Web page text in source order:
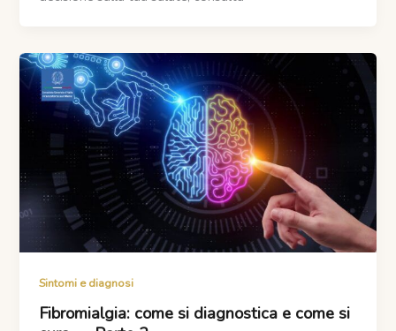
Sintomi e diagnosi
Fibromialgia: come si diagnostica e come si